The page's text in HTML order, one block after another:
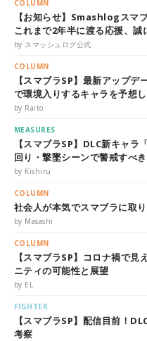
COLUMN
【お知らせ】Smashlogスマ
これまで2年半に渡る応援、誠
by スマッシュログ公式
COLUMN
【スマブラSP】最新アップ
で環境入りするキャラを予想
by Raito
MEASURES
【スマブラSP】DLC新キャ
回り・撃墜シーンで警戒すべ
by Kishiru
COLUMN
社会人が本気でスマブラに取
by Masashi
COLUMN
【スマブラSP】コロナ禍で
ニティの可能性と展望
by EL
FIGHTER
【スマブラSP】配信目前！
考察